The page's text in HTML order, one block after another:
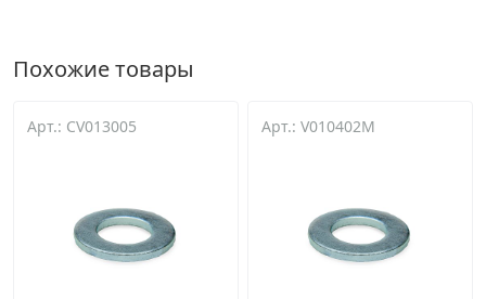
Похожие товары
Арт.: CV013005 Арт.: V010402M